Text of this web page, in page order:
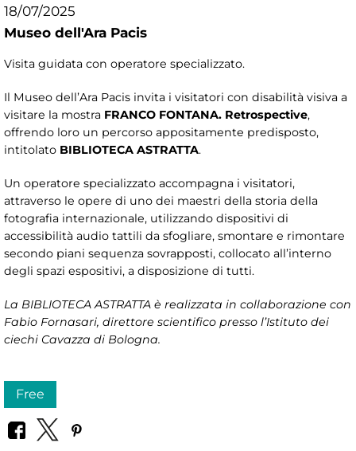
18/07/2025
Museo dell'Ara Pacis
Visita guidata con operatore specializzato.
Il Museo dell’Ara Pacis invita i visitatori con disabilità visiva a
visitare la mostra FRANCO FONTANA. Retrospective,
offrendo loro un percorso appositamente predisposto,
intitolato BIBLIOTECA ASTRATTA.
Un operatore specializzato accompagna i visitatori,
attraverso le opere di uno dei maestri della storia della
fotografia internazionale, utilizzando dispositivi di
accessibilità audio tattili da sfogliare, smontare e rimontare
secondo piani sequenza sovrapposti, collocato all’interno
degli spazi espositivi, a disposizione di tutti.
La BIBLIOTECA ASTRATTA è realizzata in collaborazione con
Fabio Fornasari, direttore scientifico presso l’Istituto dei
ciechi Cavazza di Bologna.
Free